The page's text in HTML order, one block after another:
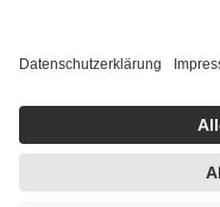
getroffen, um
https://help.etrusted.com/
Einige Bilder und Inhalte